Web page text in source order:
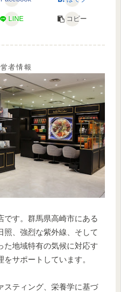
LINE コピー
者情報
です。群馬県高崎市にある
照、強烈な紫外線、そして
た地域特有の気候に対応す
サポートしています。
スティング、栄養学に基づ